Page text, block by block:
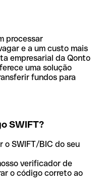
processar
e a um custo mais
empresarial da Qonto
uma solução
fundos para
SWIFT?
o SWIFT/BIC do seu
verificador de
o código correto ao